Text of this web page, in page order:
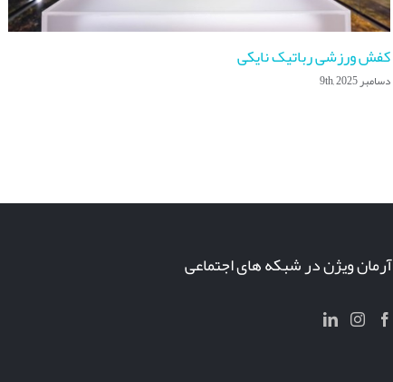
کفش ورزشی رباتیک نایکی
دسامبر 9th, 2025
آرمان ویژن در شبکه های اجتماعی